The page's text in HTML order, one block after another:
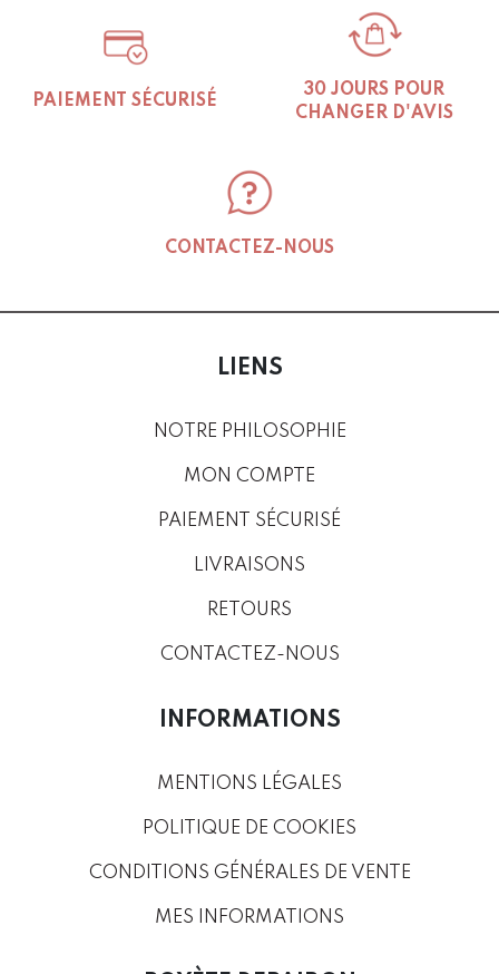
PAIEMENT SÉCURISÉ
30 JOURS POUR
CHANGER D'AVIS
CONTACTEZ-NOUS
LIENS
NOTRE PHILOSOPHIE
MON COMPTE
PAIEMENT SÉCURISÉ
LIVRAISONS
RETOURS
CONTACTEZ-NOUS
INFORMATIONS
MENTIONS LÉGALES
POLITIQUE DE COOKIES
CONDITIONS GÉNÉRALES DE VENTE
MES INFORMATIONS